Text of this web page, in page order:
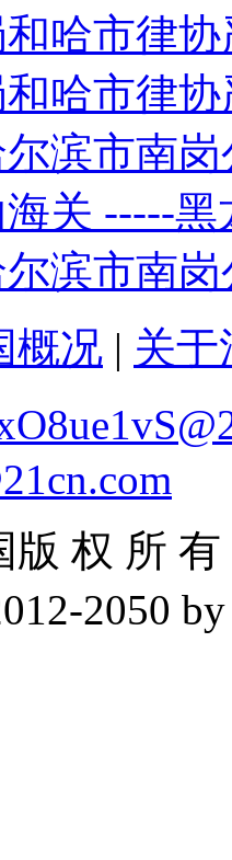
哈市律
哈市律
滨市南
关 -----黑
滨市南
概况 | 关于
版 权 所
2050